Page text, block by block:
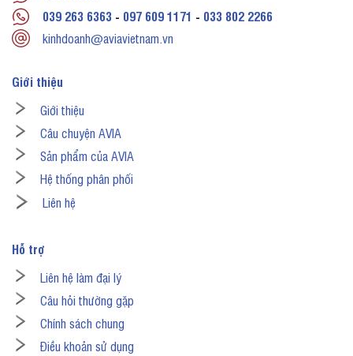
039 263 6363 - 097 609 1171 - 033 802 2266
kinhdoanh@aviavietnam.vn
Giới thiệu
Giới thiệu
Câu chuyện AVIA
Sản phẩm của AVIA
Hệ thống phân phối
Liên hệ
Hỗ trợ
Liên hệ làm đại lý
Câu hỏi thường gặp
Chính sách chung
Điều khoản sử dụng